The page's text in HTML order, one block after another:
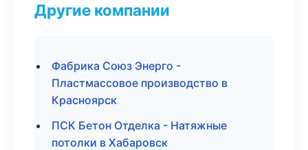
Другие компании
Фабрика Союз Энерго -
Пластмассовое производство в
Красноярск
ПСК Бетон Отделка - Натяжные
потолки в Хабаровск